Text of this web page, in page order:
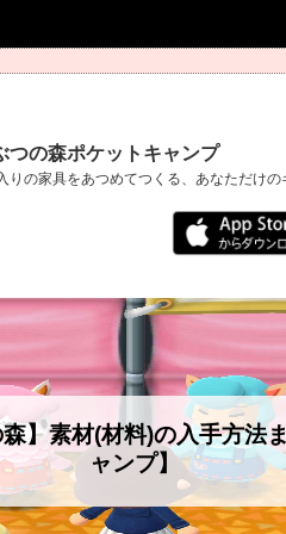
つの森ポケットキャンプ
りの家具をあつめてつくる、あなただけの
森】素材(材料)の入手方法
ャンプ】